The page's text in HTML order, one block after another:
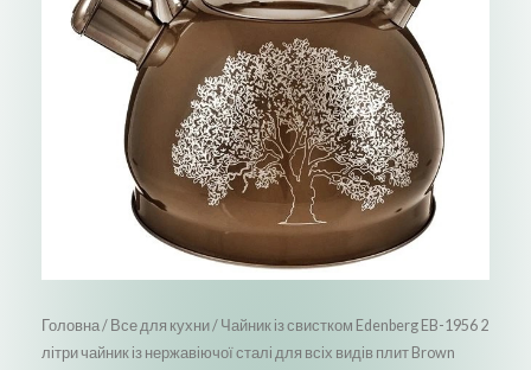
Головна/ Все для кухни/ Чайник із свистком Edenberg EB-1956 2
літри чайник із нержавіючої сталі для всіх видів плит Brown